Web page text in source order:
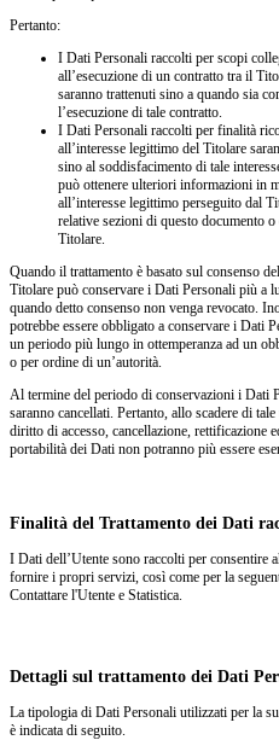
Pertanto:
I Dati Personali raccolti per scopi
all’esecuzione di un contratto tra il
saranno trattenuti sino a quando sia
l’esecuzione di tale contratto.
I Dati Personali raccolti per finalità
all’interesse legittimo del Titolare
sino al soddisfacimento di tale
può ottenere ulteriori informazioni in
all’interesse legittimo perseguito dal
relative sezioni di questo documento
Titolare.
Quando il trattamento è basato sul consenso
Titolare può conservare i Dati Personali più a
quando detto consenso non venga revocato.
potrebbe essere obbligato a conservare i Dati
un periodo più lungo in ottemperanza ad un
o per ordine di un’autorità.
Al termine del periodo di conservazioni i Dati
saranno cancellati. Pertanto, allo scadere di
diritto di accesso, cancellazione, rettificazione
portabilità dei Dati non potranno più essere
Finalità del Trattamento dei Dati
I Dati dell’Utente sono raccolti per consentire
fornire i propri servizi, così come per la
Contattare l'Utente e Statistica.
Dettagli sul trattamento dei Dati
La tipologia di Dati Personali utilizzati per la
è indicata di seguito.